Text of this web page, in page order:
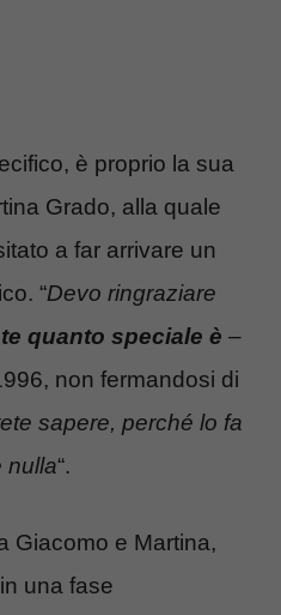
è proprio la sua
Grado, alla quale
a far arrivare un
“Devo ringraziare
quanto speciale è –
non fermandosi di
sapere, perché lo fa
nulla“.
Giacomo e Martina,
una fase